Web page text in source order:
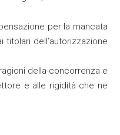
per la mancata
dell’autorizzazione
della concorrenza e
e alle rigidità che ne